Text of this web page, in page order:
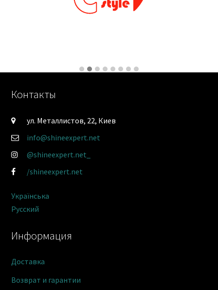
Информация
Доставка
Возврат и гарантии
Контакты
ул. Металлистов, 22, Киев
info@shineexpert.net
@shineexpert.net_
/shineexpert.net
Українська
Русский